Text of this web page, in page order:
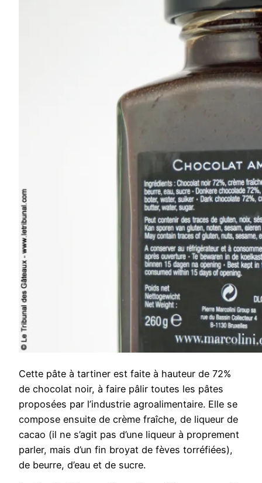
Cette pâte à tartiner est faite à hauteur de 72%
de chocolat noir, à faire pâlir toutes les pâtes
proposées par l’industrie agroalimentaire. Elle se
compose ensuite de crème fraîche, de liqueur de
cacao (il ne s’agit pas d’une liqueur à proprement
parler, mais d’un fin broyat de fèves torréfiées),
de beurre, d’eau et de sucre.